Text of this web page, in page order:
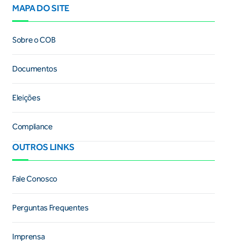
MAPA DO SITE
Sobre o COB
Documentos
Eleições
Compliance
OUTROS LINKS
Fale Conosco
Perguntas Frequentes
Imprensa